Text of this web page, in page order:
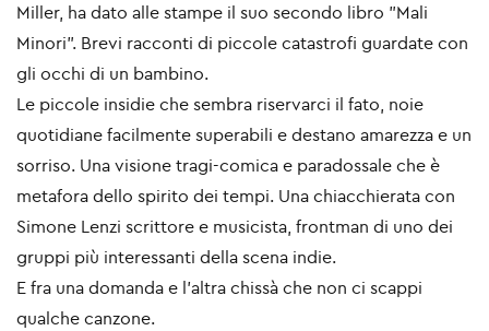
Miller, ha dato alle stampe il suo secondo libro "Mali
Minori". Brevi racconti di piccole catastrofi guardate con
gli occhi di un bambino.
Le piccole insidie che sembra riservarci il fato, noie
quotidiane facilmente superabili e destano amarezza e un
sorriso. Una visione tragi-comica e paradossale che è
metafora dello spirito dei tempi. Una chiacchierata con
Simone Lenzi scrittore e musicista, frontman di uno dei
gruppi più interessanti della scena indie.
E fra una domanda e l'altra chissà che non ci scappi
qualche canzone.